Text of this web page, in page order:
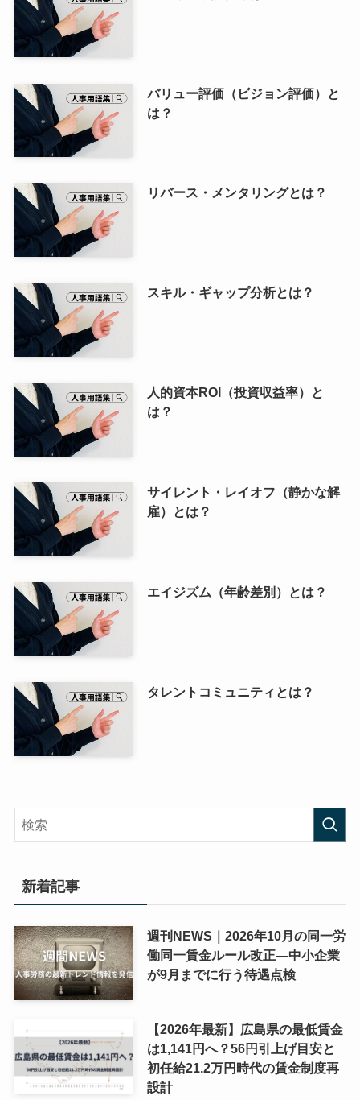
バリュー評価（ビジョン評価）と
は？
リバース・メンタリングとは？
スキル・ギャップ分析とは？
人的資本ROI（投資収益率）と
は？
サイレント・レイオフ（静かな解
雇）とは？
エイジズム（年齢差別）とは？
タレントコミュニティとは？
新着記事
週刊NEWS｜2026年10月の同一労
働同一賃金ルール改正―中小企業
が9月までに行う待遇点検
【2026年最新】広島県の最低賃金
は1,141円へ？56円引上げ目安と
初任給21.2万円時代の賃金制度再
設計